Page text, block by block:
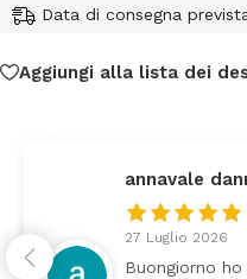
Data di consegna
Aggiungi alla lista dei